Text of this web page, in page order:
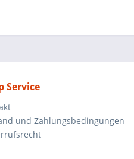
Service
und Zahlungsbedingungen